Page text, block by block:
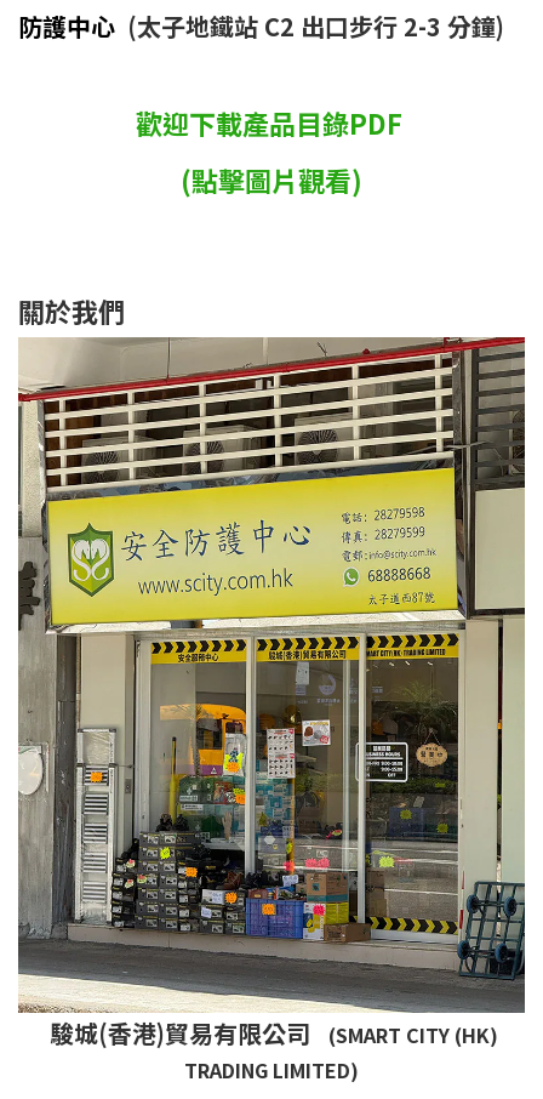
防護中心 (太子地鐵站 C2 出口步行 2-3 分鐘)
歡迎下載產品目錄PDF
(點擊圖片觀看)
關於我們
駿城(香港)貿易有限公司
(SMART CITY (HK)
TRADING LIMITED)